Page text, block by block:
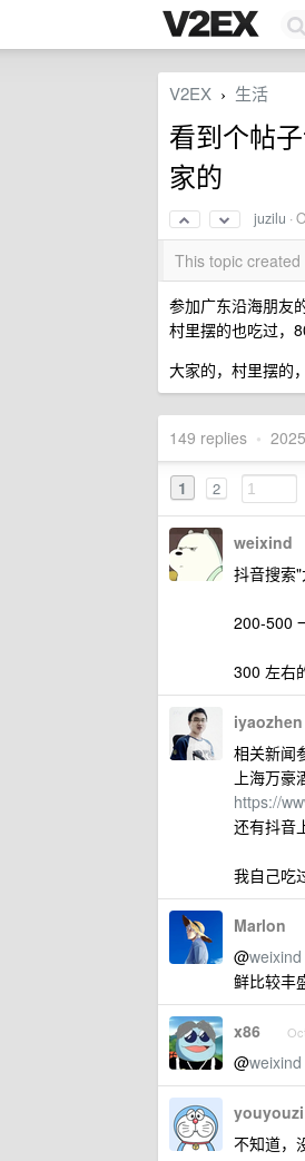
V2EX › 生活
看到个帖
家的
juzilu ·
This topic
参加广东沿海朋友
村里摆的也吃过，
大家的，村里摆的
149 replies •
1 2
weixind
抖音搜索"
200-500
300 左右
iyaozhen
相关新闻
上海万
https://
还有抖音
我自己吃
Marlon
@weixind
鲜比较丰
x86
@weixind
youyouzi
不知道，